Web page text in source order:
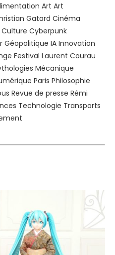
Art Art
Gatard Cinéma
Culture Cyberpunk
Géopolitique IA Innovation
Festival Laurent Courau
Mécanique
Paris Philosophie
Revue de presse Rémi
Technologie Transports